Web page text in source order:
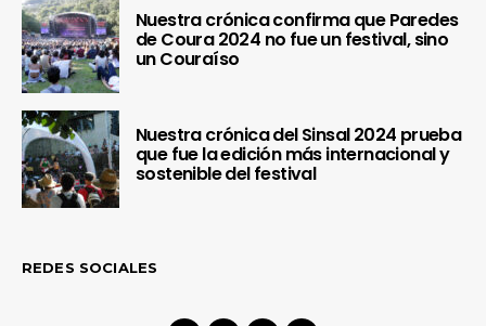
Nuestra crónica confirma que Paredes
de Coura 2024 no fue un festival, sino
un Couraíso
Nuestra crónica del Sinsal 2024 prueba
que fue la edición más internacional y
sostenible del festival
REDES SOCIALES